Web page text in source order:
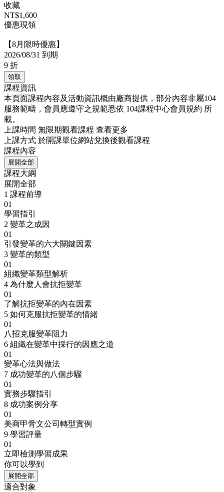
收藏
NT$1,600
優惠現領
【8月限時優惠】
2026/08/31 到期
9 折
領取
課程資訊
本頁面課程內容及活動資訊概由廠商提供，部分內容非屬104
服務範疇，會員應遵守之規範悉依 104課程中心會員規約 所
載。
上課時間 無限期觀看課程 查看更多
上課方式 於開課單位網站兌換後觀看課程
課程內容
展開全部
課程大綱
展開全部
1 課程前導
01
學習指引
2 變革之成因
01
引發變革的六大關鍵因素
3 變革的類型
01
組織變革類型解析
4 為什麼人會抗拒變革
01
了解抗拒變革的內在因素
5 如何克服抗拒變革的情緒
01
八招克服變革阻力
6 組織在變革中採行的因應之道
01
變革心法與做法
7 成功變革的八個步驟
01
實務步驟指引
8 成功案例分享
01
美商甲骨文公司轉型實例
9 學習評量
01
立即檢測學習成果
你可以學到
展開全部
適合對象